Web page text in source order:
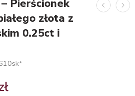
Pierścionek
złota z
0.25ct i